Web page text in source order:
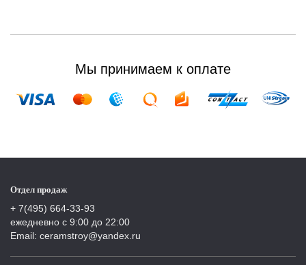
Мы принимаем к оплате
Отдел продаж
+ 7(495) 664-33-93
ежедневно с 9:00 до 22:00
Email: ceramstroy@yandex.ru